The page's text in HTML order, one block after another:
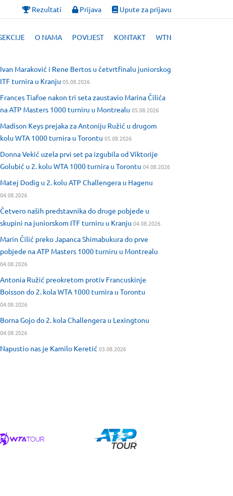
Rezultati Prijava Upute za prijavu
O NAMA POVIJEST KONTAKT WTN
Ivan Maraković i Rene Bertos u četvrtfinalu juniorskog
ITF turnira u Kranju 05.08.2026
Frances Tiafoe nakon tri seta zaustavio Marina Čilića
na ATP Masters 1000 turniru u Montrealu 05.08.2026
Madison Keys prejaka za Antoniju Ružić u drugom
kolu WTA 1000 turnira u Torontu 05.08.2026
Donna Vekić uzela prvi set pa izgubila od Viktorije
Golubić u 2. kolu WTA 1000 turnira u Torontu 04.08.2026
Matej Dodig u 2. kolu ATP Challengera u Hagenu
04.08.2026
Četvero naših predstavnika do druge pobjede u
skupini na juniorskom ITF turniru u Kranju 04.08.2026
Marin Čilić preko Japanca Shimabukura do prve
pobjede na ATP Masters 1000 turniru u Montrealu
04.08.2026
Antonia Ružić preokretom protiv Francuskinje
Boisson do 2. kola WTA 1000 turnira u Torontu
04.08.2026
Borna Gojo do 2. kola Challengera u Lexingtonu
04.08.2026
Napustio nas je Kamilo Keretić 03.08.2026